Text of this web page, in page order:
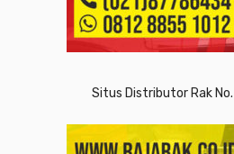
Situs Distributor Rak No.